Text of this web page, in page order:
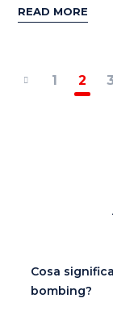
READ MORE
1 2
Cosa
bombing?